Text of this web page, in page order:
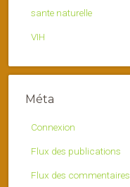
sante naturelle
VIH
Méta
Connexion
Flux des publications
Flux des commentaires